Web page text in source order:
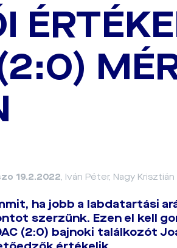
19.2.2022, Iván Péter, Nagy Krisztián
ha jobb a labdatartási
szerzünk. Ezen el kell
(2:0) bajnoki találkozót